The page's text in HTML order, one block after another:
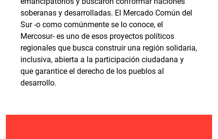
soberanas y desarrolladas. El Mercado Común del
Sur -o como comúnmente se lo conoce, el
Mercosur- es uno de esos proyectos políticos
regionales que busca construir una región solidaria,
inclusiva, abierta a la participación ciudadana y
que garantice el derecho de los pueblos al
desarrollo.